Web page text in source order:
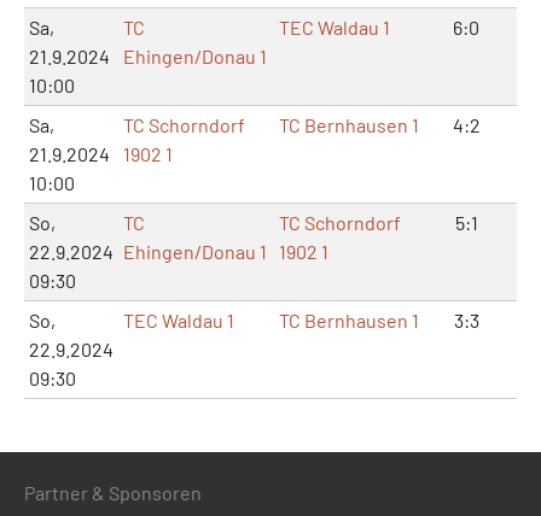
Sa,
21.9.2024
10:00
TC
Ehingen/Donau 1
TEC Waldau 1 6:0
Sa,
21.9.2024
10:00
TC Schorndorf
1902 1
TC Bernhausen 1 4:2
So,
22.9.2024
09:30
TC
Ehingen/Donau 1
TC Schorndorf
1902 1
5:1
So,
22.9.2024
09:30
TEC Waldau 1 TC Bernhausen 1 3:3
Partner & Sponsoren